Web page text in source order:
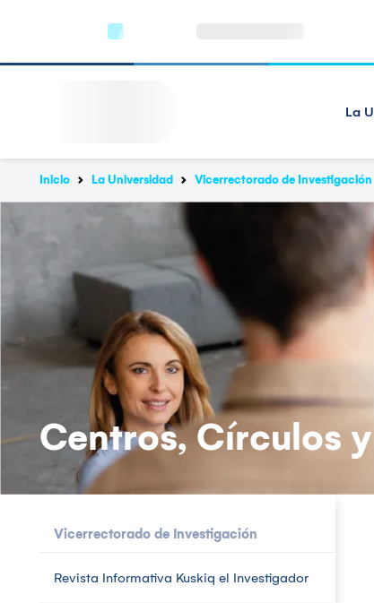
La
Inicio La Universidad Vicerrectorado de Investigación
Centros, Círculos
Vicerrectorado de Investigación
Revista Informativa Kuskiq el Investigador